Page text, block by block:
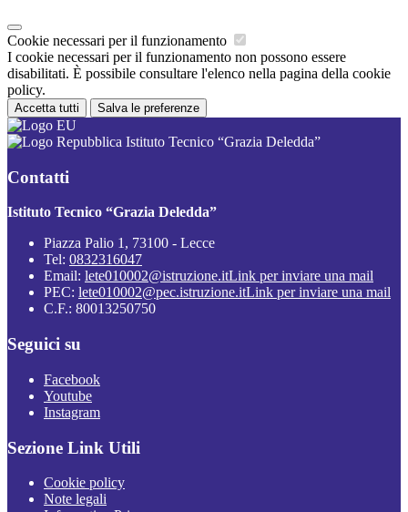
Cookie necessari per il funzionamento
I cookie necessari per il funzionamento non possono essere
disabilitati. È possibile consultare l'elenco nella pagina della cookie
policy.
Accetta tutti Salva le preferenze
Istituto Tecnico “Grazia Deledda”
Contatti
Istituto Tecnico “Grazia Deledda”
Piazza Palio 1, 73100 - Lecce
Tel: 0832316047
Email: lete010002@istruzione.itLink per inviare una mail
PEC: lete010002@pec.istruzione.itLink per inviare una mail
C.F.: 80013250750
Seguici su
Facebook
Youtube
Instagram
Sezione Link Utili
Cookie policy
Note legali